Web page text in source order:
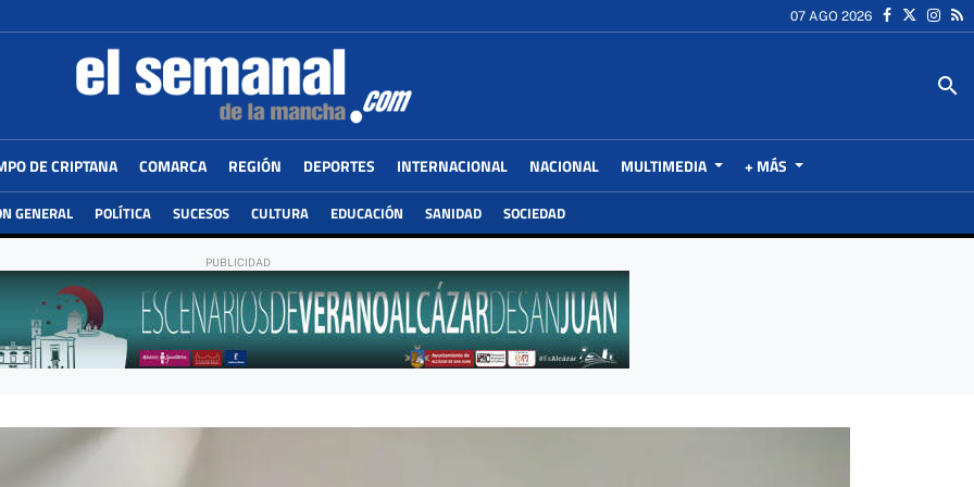
07 AGO 2026
search
DE CRIPTANA COMARCA REGIÓN DEPORTES INTERNACIONAL NACIONAL MULTIMEDIA + MÁS
GENERAL POLÍTICA SUCESOS CULTURA EDUCACIÓN SANIDAD SOCIEDAD